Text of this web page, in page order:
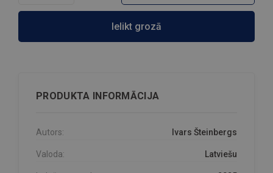
Ielikt grozā
PRODUKTA INFORMĀCIJA
Autors: Ivars Šteinbergs
Valoda: Latviešu